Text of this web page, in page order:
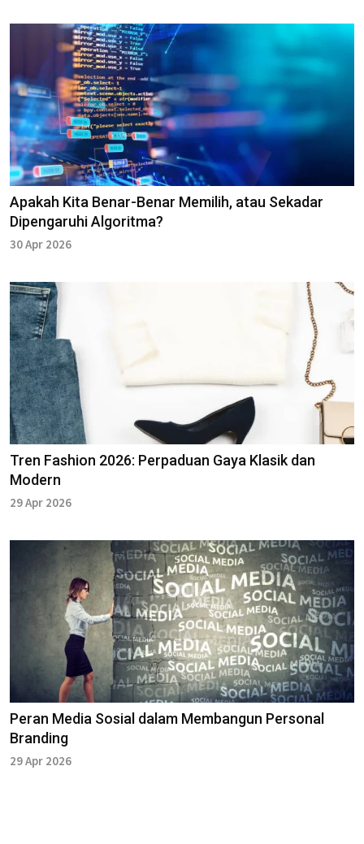
Apakah Kita Benar-Benar Memilih, atau Sekadar
Dipengaruhi Algoritma?
30 Apr 2026
Tren Fashion 2026: Perpaduan Gaya Klasik dan
Modern
29 Apr 2026
Peran Media Sosial dalam Membangun Personal
Branding
29 Apr 2026